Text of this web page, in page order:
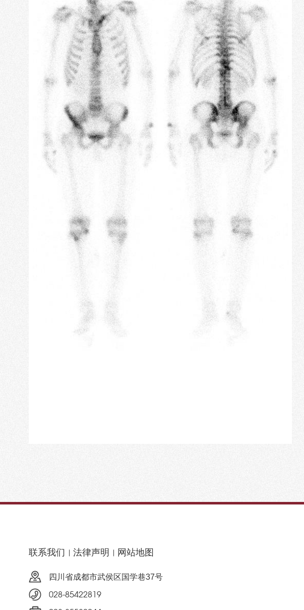
联系我们 法律声明 网站地图
四川省成都市武侯区国学巷37号
028-85422819